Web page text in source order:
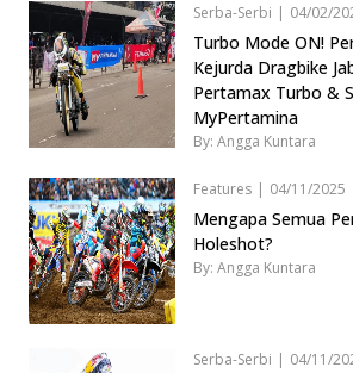
Serba-Serbi | 04/02/
Turbo Mode ON!
Kejurda Dragbike
Pertamax Turbo &
MyPertamina
By: Angga Kuntara
Features | 04/11/2025
Mengapa Semua
Holeshot?
By: Angga Kuntara
Serba-Serbi | 04/11/